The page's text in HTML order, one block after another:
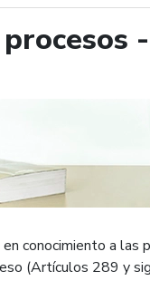
conocimiento a las
(Artículos 289 y